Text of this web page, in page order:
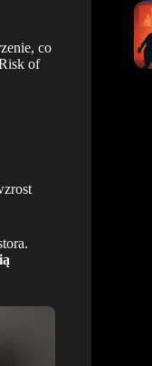
co
of